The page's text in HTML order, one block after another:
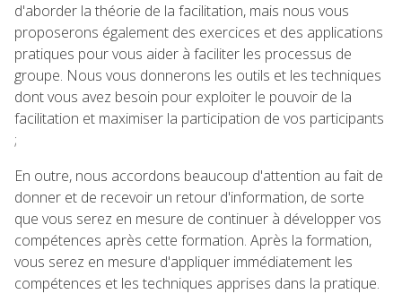
d'aborder la théorie de la facilitation, mais nous vous
proposerons également des exercices et des applications
pratiques pour vous aider à faciliter les processus de
groupe. Nous vous donnerons les outils et les techniques
dont vous avez besoin pour exploiter le pouvoir de la
facilitation et maximiser la participation de vos participants
;
En outre, nous accordons beaucoup d'attention au fait de
donner et de recevoir un retour d'information, de sorte
que vous serez en mesure de continuer à développer vos
compétences après cette formation. Après la formation,
vous serez en mesure d'appliquer immédiatement les
compétences et les techniques apprises dans la pratique.